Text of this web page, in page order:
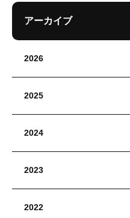
アーカイブ
2026
2025
2024
2023
2022